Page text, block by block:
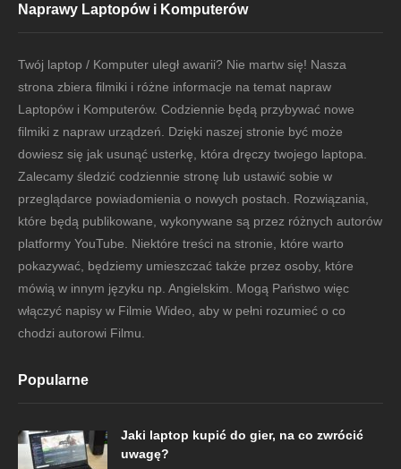
Naprawy Laptopów i Komputerów
Twój laptop / Komputer uległ awarii? Nie martw się! Nasza
strona zbiera filmiki i różne informacje na temat napraw
Laptopów i Komputerów. Codziennie będą przybywać nowe
filmiki z napraw urządzeń. Dzięki naszej stronie być może
dowiesz się jak usunąć usterkę, która dręczy twojego laptopa.
Zalecamy śledzić codziennie stronę lub ustawić sobie w
przeglądarce powiadomienia o nowych postach. Rozwiązania,
które będą publikowane, wykonywane są przez różnych autorów
platformy YouTube. Niektóre treści na stronie, które warto
pokazywać, będziemy umieszczać także przez osoby, które
mówią w innym języku np. Angielskim. Mogą Państwo więc
włączyć napisy w Filmie Wideo, aby w pełni rozumieć o co
chodzi autorowi Filmu.
Popularne
Jaki laptop kupić do gier, na co zwrócić
uwagę?